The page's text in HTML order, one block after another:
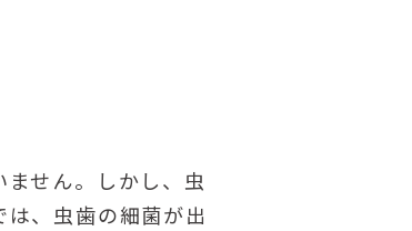
せん。しかし、虫
、虫歯の細菌が出